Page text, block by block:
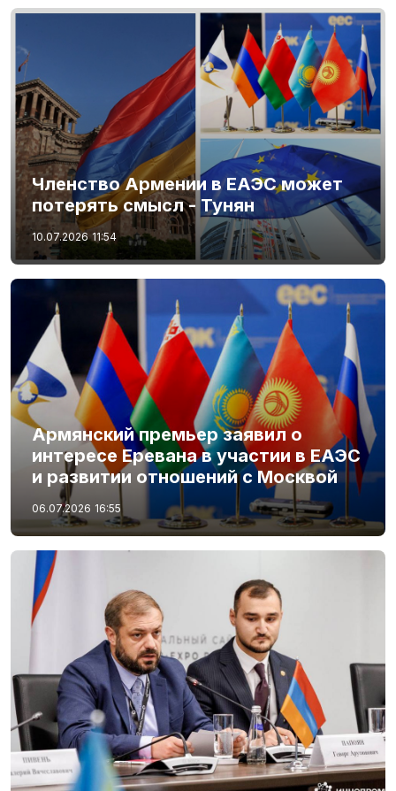
Членство Армении в ЕАЭС может
потерять смысл - Тунян
10.07.2026 11:54
Армянский премьер заявил о
интересе Еревана в участии в ЕАЭС
и развитии отношений с Москвой
06.07.2026 16:55